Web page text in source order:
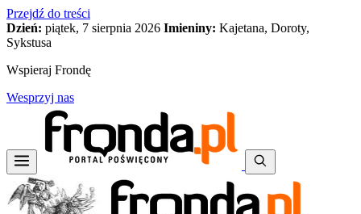
Przejdź do treści
Dzień: piątek, 7 sierpnia 2026 Imieniny: Kajetana, Doroty,
Sykstusa
Wspieraj Frondę
Wesprzyj nas